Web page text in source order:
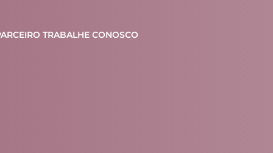
TRABALHE CONOSCO